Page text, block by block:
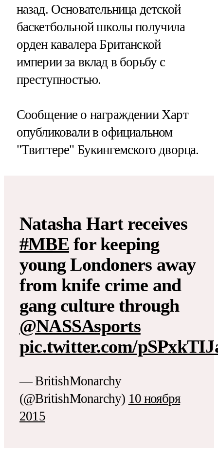
назад. Основательница детской
баскетбольной школы получила
орден кавалера Британской
империи за вклад в борьбу с
преступностью.
Сообщение о награждении Харт
опубликовали в официальном
"Твиттере" Букингемского дворца.
Natasha Hart receives
#MBEfor keeping
young Londoners away
from knife crime and
gang culture through
@NASSAsports
pic.twitter.com/
— BritishMonarchy
(@BritishMonarchy) 10 ноября
2015